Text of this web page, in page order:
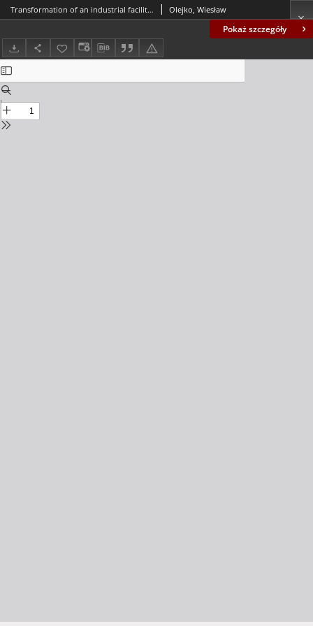
Pokaż szczegóły
Transformation of an industrial facilities - revitalisation or adaptation = Przekształcenia obiektów przemysłowych - rewitalizacja czy adaptacja Olejko, Wiesław